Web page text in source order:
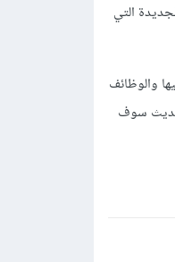
التي
والوظائف
تحديث سوف